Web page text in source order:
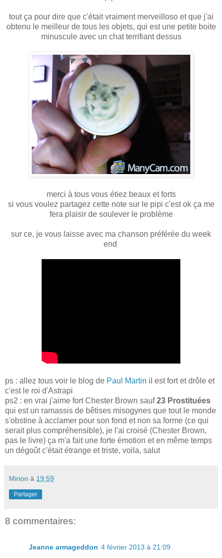
tout ça pour dire que c'était vraiment merveilloso et que j'ai
obtenu le meilleur de tous les objets, qui est une petite boite
minuscule avec un chat terrifiant dessus
merci à tous vous étiez beaux et forts
si vous voulez partagez cette note sur le pipi c'est ok ça me
fera plaisir de soulever le problème
sur ce, je vous laisse avec ma chanson préférée du week
end
ps : allez tous voir le blog de Paul Martin il est fort et drôle et
c'est le roi d'Astrapi
ps2 : en vrai j'aime fort Chester Brown sauf23 Prostituées
qui est un ramassis de bêtises misogynes que tout le monde
s'obstine à acclamer pour son fond et non sa forme (ce qui
serait plus compréhensible), je l'ai croisé (Chester Brown,
pas le livre) ça m'a fait une forte émotion et en même temps
un dégoût c'était étrange et triste, voila, salut
Mirion à 19:59
Partager
8 commentaires:
Jeanne armageddon 4 février 2013 à 21:09